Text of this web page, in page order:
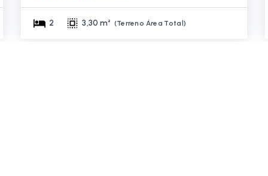
2 3,30 m² (Terreno Área Total )